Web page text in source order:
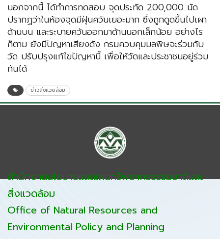
นอกจากนี้ ได้ทำการทดสอบ จุดประทัด 200,000 นัด
ปรากฏว่าในห้องจุดมีฝุ่นควันเยอะมาก ซึ่งถูกดูดขึ้นไปเผา
ด้านบน และระบายควันออกมาด้านนอกเล็กน้อย อย่างไร
ก็ตาม ยังมีปัญหาเสียงดัง กรมควบคุมมลพิษจะร่วมกับ
วัด ปรับปรุงแก้ไขปัญหานี้ เพื่อให้วัดและประชาชนอยู่ร่วม
กันได้
ข่าวสิ่งแวดล้อม
สำนักงานนโยบายและแผนทรัพยากรธรรมชาติและ
สิ่งแวดล้อม
Office of Natural Resources and
Environmental Policy and Planning